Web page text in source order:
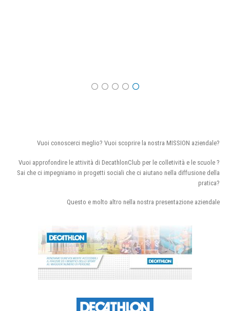
Vuoi conoscerci meglio? Vuoi scoprire la nostra MISSION aziendale?
Vuoi approfondire le attività di DecathlonClub per le colletività e le scuole ?
Sai che ci impegniamo in progetti sociali che ci aiutano nella diffusione della
pratica?
Questo e molto altro nella nostra presentazione aziendale